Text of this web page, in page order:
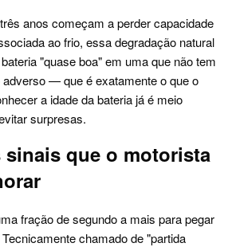
anos começam a perder capacidade
ao frio, essa degradação natural
"quase boa" em uma que não tem
— que é exatamente o que o
a idade da bateria já é meio
surpresas.
que o motorista
fração de segundo a mais para pegar
chamado de "partida